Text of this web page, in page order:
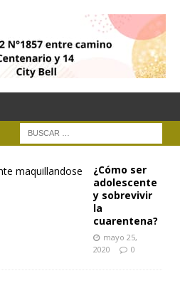
¿Cómo ser
adolescente
y sobrevivir
la
cuarentena?
mayo 25,
2020
0